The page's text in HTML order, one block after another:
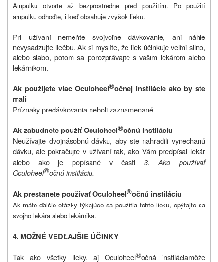
Ampulku otvorte až bezprostredne pred použitím. Po použití
ampulku odhoďte, i keď obsahuje zvyšok lieku.
Pri užívaní nemeňte svojvoľne dávkovanie, ani náhle
nevysadzujte liečbu. Ak si myslíte, že liek účinkuje veľmi silno,
alebo slabo, potom sa porozprávajte s vašim lekárom alebo
lekárnikom.
Ak použijete viac Oculoheel®očnej instilácie ako by ste
mali
Príznaky predávkovania neboli zaznamenané.
Ak zabudnete použiť Oculoheel®očnú instiláciu
Neužívajte dvojnásobnú dávku, aby ste nahradili vynechanú
dávku, ale pokračujte v užívaní tak, ako Vám predpísal lekár
alebo ako je popísané v časti
3. Ako používať
Oculoheel®očnú instiláciu.
Ak prestanete používať Oculoheel®očnú instiláciu
Ak máte ďalšie otázky týkajúce sa použitia tohto lieku, opýtajte sa
svojho lekára alebo lekárnika.
4. MOŽNÉ VEDĽAJŠIE ÚČINKY
Tak ako všetky lieky, aj Oculoheel®očná instiláciamôže